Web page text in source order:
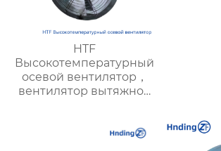
HTF
Высокотемпературный
осевой вентилятор，
вентилятор вытяжной
необходим для